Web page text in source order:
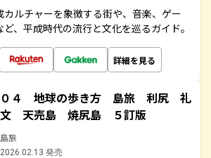
カルチャーを象徴する街や、音楽、ゲー
、平成時代の流行と文化を巡るガイド。
詳細を見る
０４ 地球の歩き方 島旅 利尻 礼
文 天売島 焼尻島 ５訂版
島旅
2026.02.13 発売